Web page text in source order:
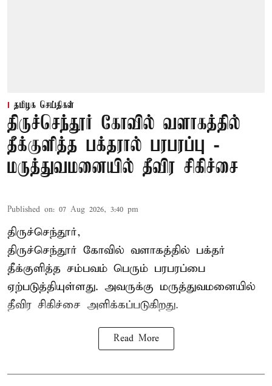
தமிழக செய்திகள்
திருச்செந்தூர் கோவில் வளாகத்தில்
தீக்குளித்த பக்தரால் பரபரப்பு -
மருத்துவமனையில் தீவிர சிகிச்சை
Published on: 07 Aug 2026, 3:40 pm
திருச்செந்தூர்,
திருச்செந்தூர் கோவில் வளாகத்தில் பக்தர்
தீக்குளித்த சம்பவம் பெரும் பரபரப்பை
ஏற்படுத்தியுள்ளது. அவருக்கு மருத்துவமனையில்
தீவிர சிகிச்சை அளிக்கப்படுகிறது.
Read More